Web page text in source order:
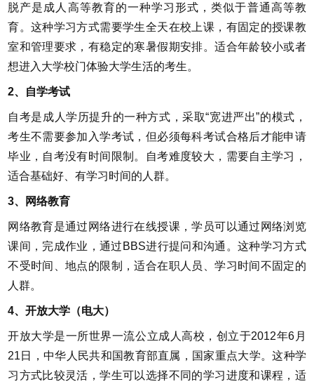
脱产是成人高等教育的一种学习形式，类似于普通高等教
育。这种学习方式需要学生全天在校上课，有固定的授课教
室和管理要求，有稳定的寒暑假期安排。适合年龄较小或者
想进入大学校门体验大学生活的考生。
2、自学考试
自考是成人学历提升的一种方式，采取“宽进严出”的模式，
考生不需要参加入学考试，但必须每科考试合格后才能申请
毕业，自考没有时间限制。自考难度较大，需要自主学习，
适合基础好、有学习时间的人群。
3、网络教育
网络教育是通过网络进行在线授课，学员可以通过网络浏览
课间，完成作业，通过BBS进行提问和沟通。这种学习方式
不受时间、地点的限制，适合在职人员、学习时间不固定的
人群。
4、开放大学（电大）
开放大学是一所世界一流公立成人高校，创立于2012年6月
21日，中华人民共和国教育部直属，国家重点大学。这种学
习方式比较灵活，学生可以选择不同的学习进度和课程，适